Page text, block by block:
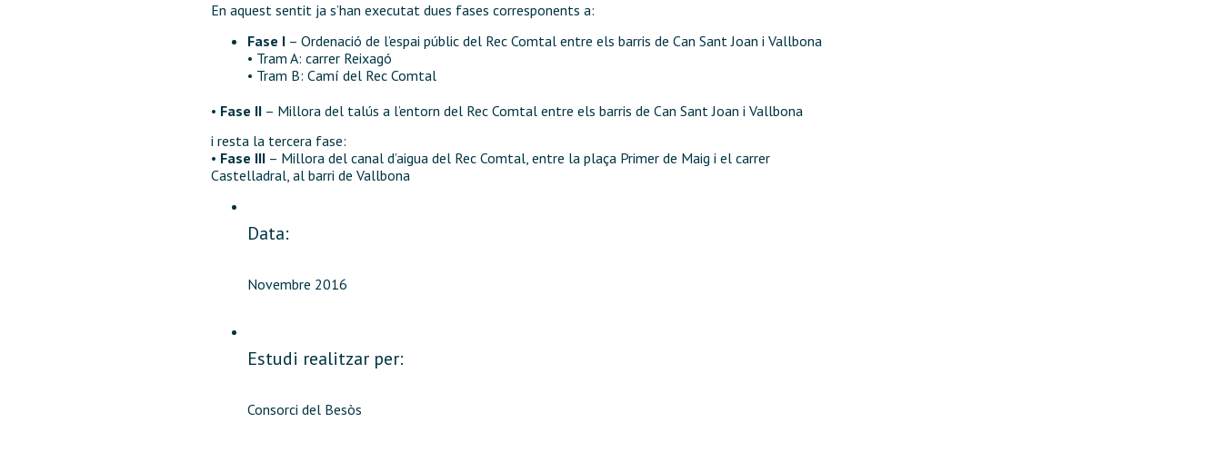
En aquest sentit ja s’han executat dues fases corresponents a:
Fase I – Ordenació de l’espai públic del Rec Comtal entre els barris de Can Sant Joan i Vallbona
• Tram A: carrer Reixagó
• Tram B: Camí del Rec Comtal
• Fase II – Millora del talús a l’entorn del Rec Comtal entre els barris de Can Sant Joan i Vallbona
i resta la tercera fase:
• Fase III – Millora del canal d’aigua del Rec Comtal, entre la plaça Primer de Maig i el carrer
Castelladral, al barri de Vallbona
Data:
Novembre 2016
Estudi realitzar per:
Consorci del Besòs